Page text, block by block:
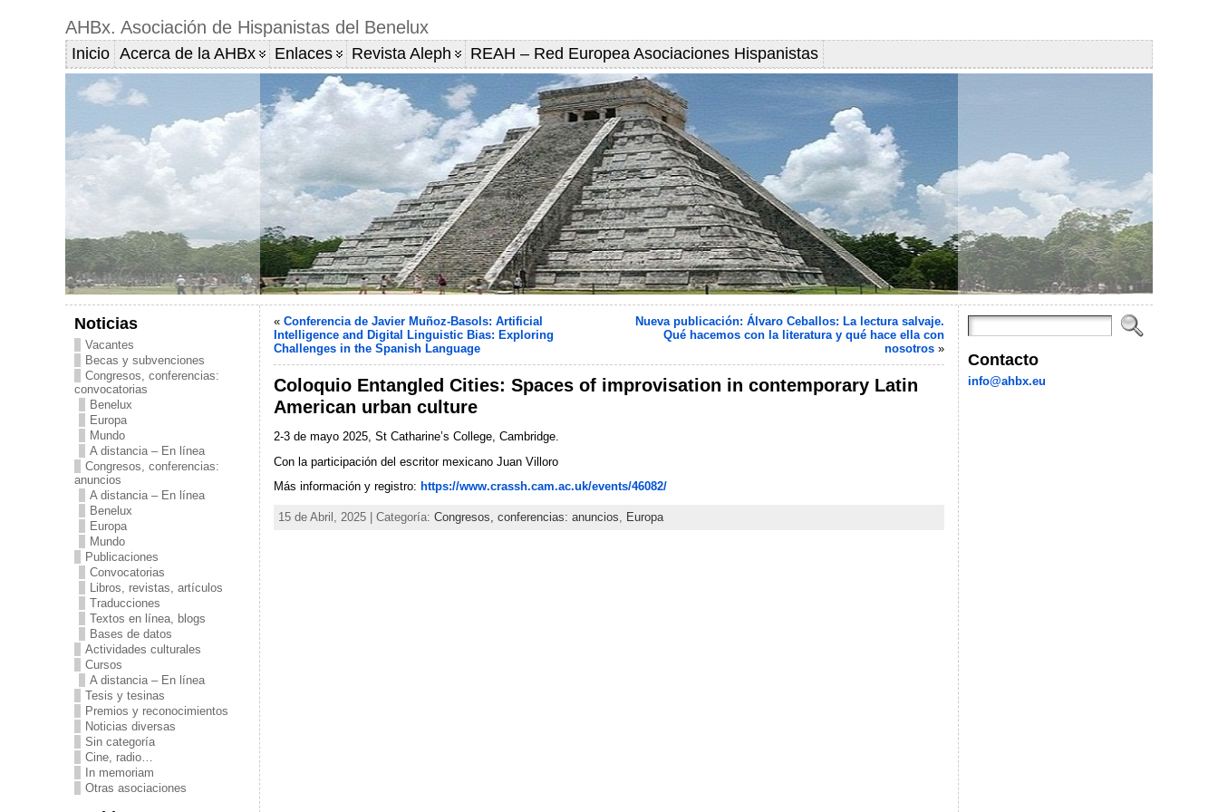
AHBx. Asociación de Hispanistas del Benelux
Inicio Acerca de la AHBx Enlaces Revista Aleph REAH – Red Europea Asociaciones Hispanistas
Noticias
Vacantes
Becas y subvenciones
Congresos, conferencias:
convocatorias
Benelux
Europa
Mundo
A distancia – En línea
Congresos, conferencias:
anuncios
A distancia – En línea
Benelux
Europa
Mundo
Publicaciones
Convocatorias
Libros, revistas, artículos
Traducciones
Textos en línea, blogs
Bases de datos
Actividades culturales
Cursos
A distancia – En línea
Tesis y tesinas
Premios y reconocimientos
Noticias diversas
Sin categoría
Cine, radio…
In memoriam
Otras asociaciones
« Conferencia de Javier Muñoz-Basols: Artificial
Intelligence and Digital Linguistic Bias: Exploring
Challenges in the Spanish Language
Nueva publicación: Álvaro Ceballos: La lectura salvaje.
Qué hacemos con la literatura y qué hace ella con
nosotros »
Coloquio Entangled Cities: Spaces of improvisation in contemporary Latin
American urban culture
2-3 de mayo 2025, St Catharine’s College, Cambridge.
Con la participación del escritor mexicano Juan Villoro
Más información y registro: https://www.crassh.cam.ac.uk/events/46082/
15 de Abril, 2025 | Categoría: Congresos, conferencias: anuncios, Europa
Contacto
info@ahbx.eu